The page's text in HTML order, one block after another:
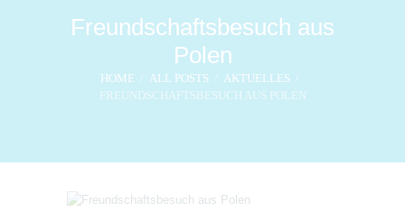
Freundschaftsbesuch aus
Polen
HOME ALL POSTS
AKTUELLES
FREUNDSCHAFTSBESUCH AUS POLEN